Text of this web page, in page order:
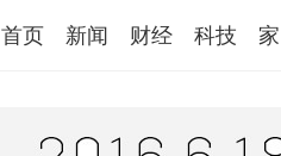
首页 新闻 财经 科技